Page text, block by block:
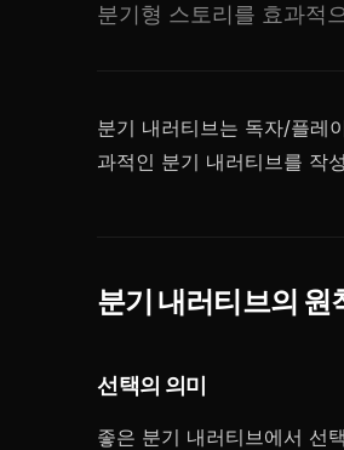
분기형 스토리를 효과적
분기 내러티브는 독자/플레
과적인 분기 내러티브를 작
분기 내러티브의 원
선택의 의미
좋은 분기 내러티브에서 선